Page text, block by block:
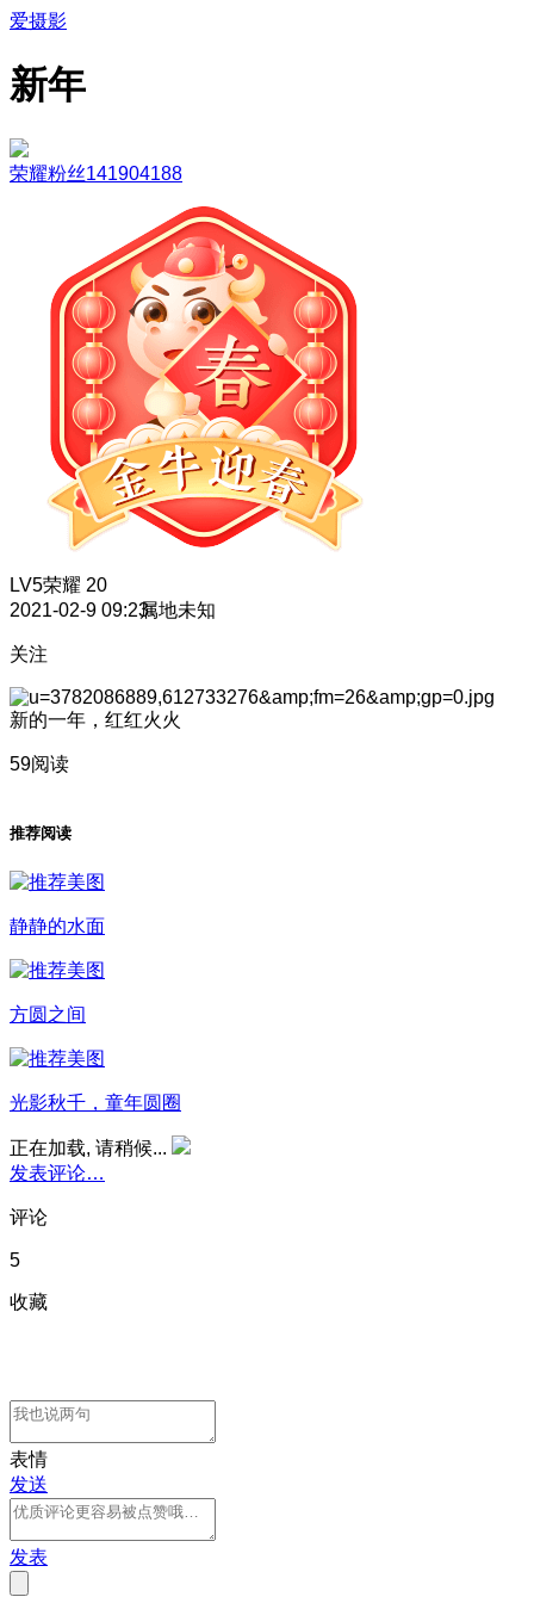
爱摄影
新年
荣耀粉丝141904188
LV5荣耀 20
2021-02-9 09:23属地未知
关注
新的一年，红红火火
59阅读
推荐阅读
静静的水面
方圆之间
光影秋千，童年圆圈
正在加载, 请稍候...
发表评论…
评论
5
收藏
表情
发送
发表